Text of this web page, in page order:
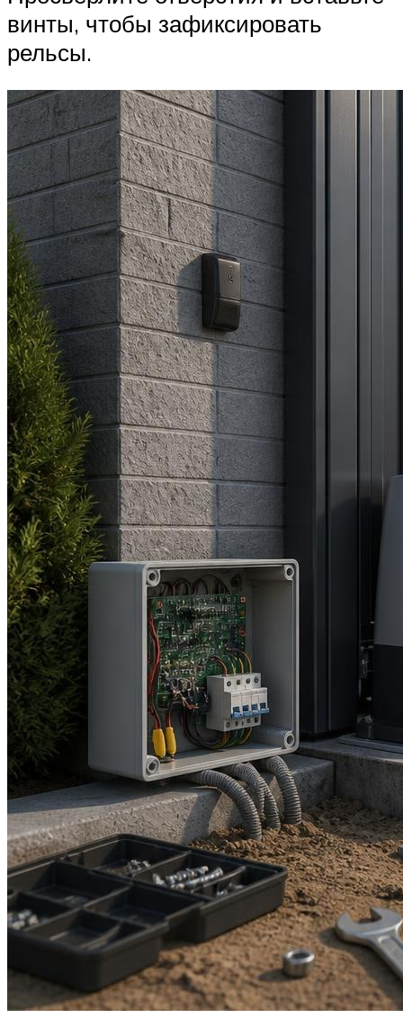
винты, чтобы зафиксировать
рельсы.